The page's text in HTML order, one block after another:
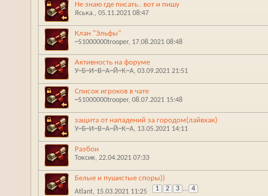
Не знаю где писать.. вот и пишу
Яська.‎, 05.11.2021 08:47
Клан "Эльфы"
~S1000000trooper‎, 17.08.2021 08:48
Активность на форуме
У~Б~И~В~А~Й~К~А‎, 03.09.2021 21:51
Список игроков в чате
~S1000000trooper‎, 08.07.2021 15:48
защита от нападений за городом(лайвхак)
У~Б~И~В~А~Й~К~А‎, 13.05.2021 14:11
Разбои
Токсик‎, 22.04.2021 07:33
Белые и пушистые споры))
Atlant‎, 15.03.2021 11:25 1 2 3 ... 4